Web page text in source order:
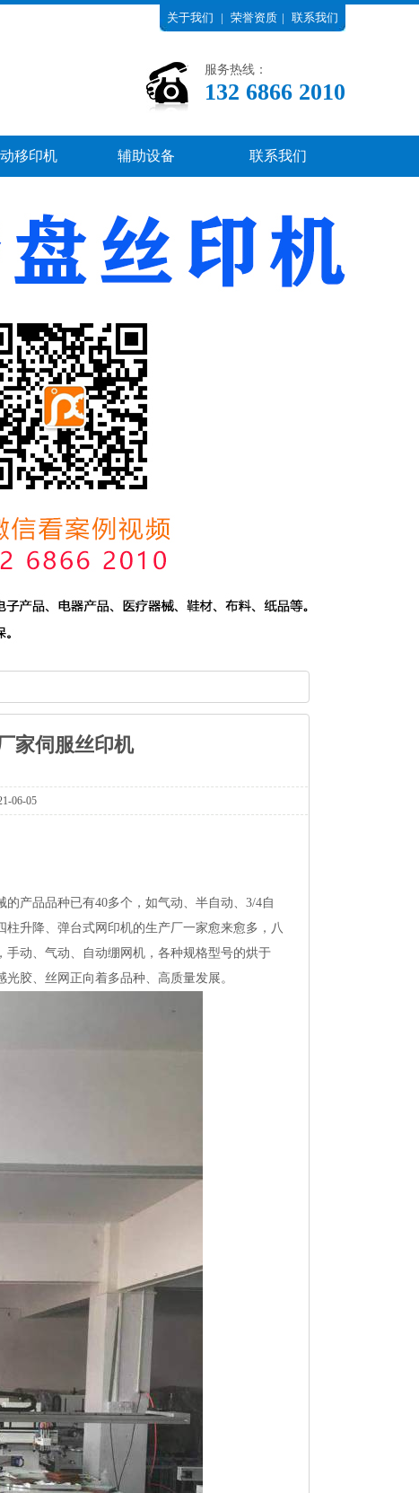
关于我们 | 荣誉资质 | 联系我们
服务热线：
13268662010
移印机 辅助设备 联系我们
家伺服丝印机
06-05
产品品种已有40多个，如气动、半自动、3/4自
升降、弹台式网印机的生产厂一家愈来愈多，八
动、气动、自动绷网机，各种规格型号的烘于
胶、丝网正向着多品种、高质量发展。